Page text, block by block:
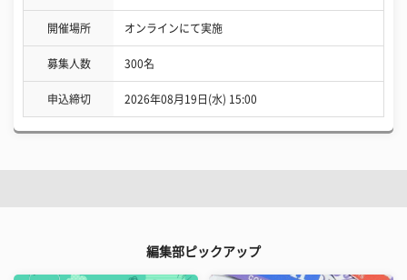
開催場所 オンラインにて実施
募集人数 300名
申込締切 2026年08月19日(水) 15:00
編集部ピックアップ